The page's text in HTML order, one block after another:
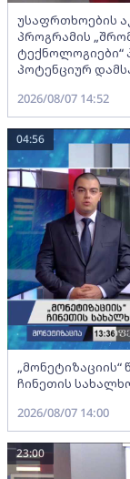
უსაფრთხოების
პროგრამის
ტექნოლოგიები“
პოტენციურ
2026/08/07 14:52
ჩინეთის
04:56
2026/08/07 14:00
23:00